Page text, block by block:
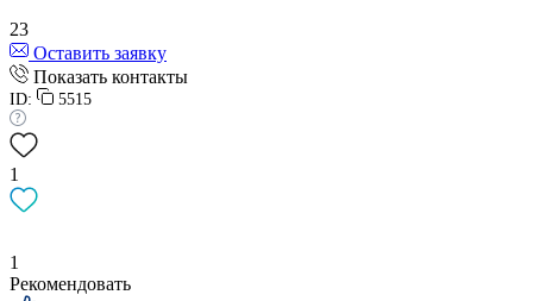
23
Оставить заявку
Показать контакты
ID: 5515
1
1
Рекомендовать